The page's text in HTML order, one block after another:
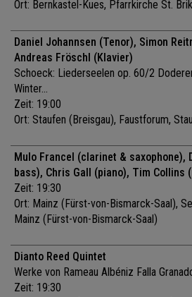
Ort: Bernkastel-Kues, Pfarrkirche St.
Daniel Johannsen (Tenor), Simon
Andreas Fröschl (Klavier)
Schoeck: Liederseelen op. 60/2
Winter...
Zeit: 19:00
Ort: Staufen (Breisgau), Faustforum,
Mulo Francel (clarinet & saxophone),
bass), Chris Gall (piano), Tim Collins
Zeit: 19:30
Ort: Mainz (Fürst-von-Bismarck-Saal),
Mainz (Fürst-von-Bismarck-Saal)
Dianto Reed Quintet
Werke von Rameau Albéniz Falla
Zeit: 19:30